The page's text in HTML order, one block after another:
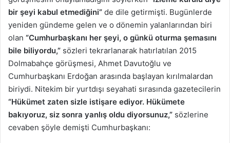
bir şeyi kabul etmediğini” de dile getirmişti. Bugünlerde
yeniden gündeme gelen ve o dönemin yalanlarından biri
olan “Cumhurbaşkanı her şeyi, o günkü oturma şemasını
bile biliyordu,” sözleri tekrarlanarak hatırlatılan 2015
Dolmabahçe görüşmesi, Ahmet Davutoğlu ve
Cumhurbaşkanı Erdoğan arasında başlayan kırılmalardan
biriydi. Nitekim bir yurtdışı seyahati sırasında gazetecilerin
“Hükümet zaten sizle istişare ediyor. Hükümete
bakıyoruz, siz sonra yanlış oldu diyorsunuz,” sözlerine
cevaben şöyle demişti Cumhurbaşkanı: